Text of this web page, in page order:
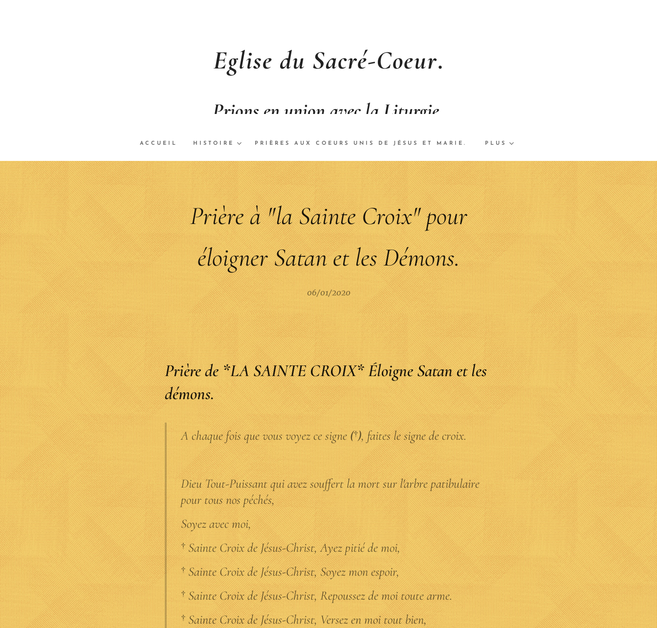
Eglise du Sacré-Coeur.
Prions en union avec la Liturgie
ACCUEIL HISTOIRE PRIÈRES AUX COEURS UNIS DE JÉSUS ET MARIE. PLUS
Prière à "la Sainte Croix" pour
éloigner Satan et les Démons.
06/01/2020
Prière de *LA SAINTE CROIX* Éloigne Satan et les
démons.
A chaque fois que vous voyez ce signe (†), faites le signe de croix.
Dieu Tout-Puissant qui avez souffert la mort sur l'arbre patibulaire
pour tous nos péchés,
Soyez avec moi,
†Sainte Croix de Jésus-Christ, Ayez pitié de moi,
† Sainte Croix de Jésus-Christ, Soyez mon espoir,
† Sainte Croix de Jésus-Christ, Repoussez de moi toute arme.
† Sainte Croix de Jésus-Christ, Versez en moi tout bien,